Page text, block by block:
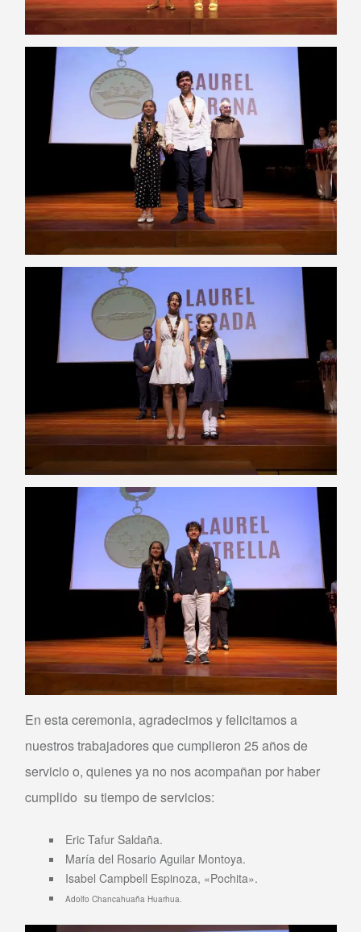
En esta ceremonia, agradecimos y felicitamos a
nuestros trabajadores que cumplieron 25 años de
servicio o, quienes ya no nos acompañan por haber
cumplido su tiempo de servicios:
Eric Tafur Saldaña.
María del Rosario Aguilar Montoya.
Isabel Campbell Espinoza, «Pochita».
Adolfo Chancahuaña Huarhua.